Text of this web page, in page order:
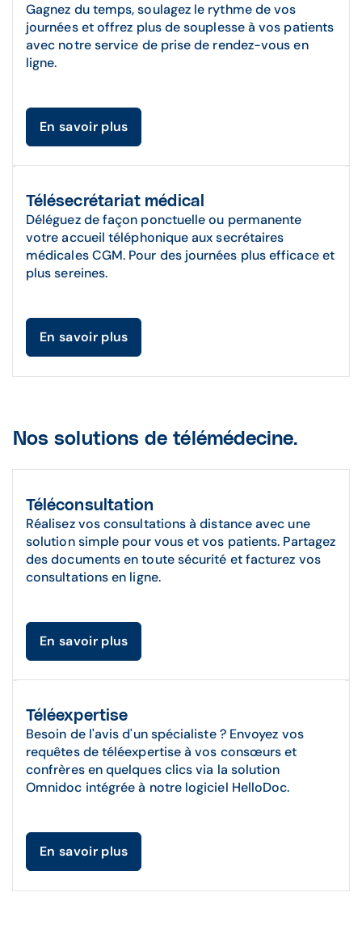
Gagnez du temps, soulagez le rythme de vos
journées et offrez plus de souplesse à vos patients
avec notre service de prise de rendez-vous en
ligne.
En savoir plus
Télésecrétariat médical
Déléguez de façon ponctuelle ou permanente
votre accueil téléphonique aux secrétaires
médicales CGM. Pour des journées plus efficace et
plus sereines.
En savoir plus
Nos solutions de télémédecine.
Téléconsultation
Réalisez vos consultations à distance avec une
solution simple pour vous et vos patients. Partagez
des documents en toute sécurité et facturez vos
consultations en ligne.
En savoir plus
Téléexpertise
Besoin de l'avis d'un spécialiste ? Envoyez vos
requêtes de téléexpertise à vos consœurs et
confrères en quelques clics via la solution
Omnidoc intégrée à notre logiciel HelloDoc.
En savoir plus